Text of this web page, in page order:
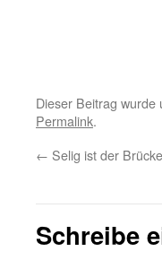
Dieser Beitrag wurde
Permalink.
← Selig ist der
Schreibe